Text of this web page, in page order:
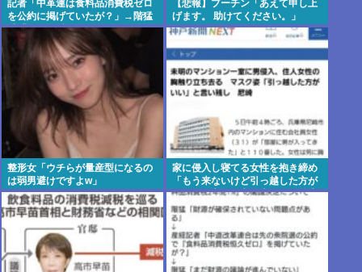
記者「中革連は食料品消費税ゼロ
を公約に掲げていたが？」→階猛
氏「それは財源確保という条件付
【悲報】プーチン「あえて申し上
げます。 助けてください。」
整形女「ウチらが量産型になるの
は弱男避けですよw」
家に侵入し寝てる女性を抱き締め
「もう来ないけど引っ越した方が
いい」と言って立ち去る男が発生